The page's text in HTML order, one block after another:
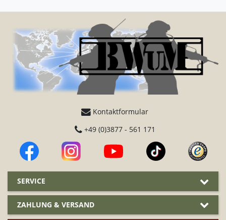
Kontaktformular
+49 (0)3877 - 561 171
SERVICE
ZAHLUNG & VERSAND